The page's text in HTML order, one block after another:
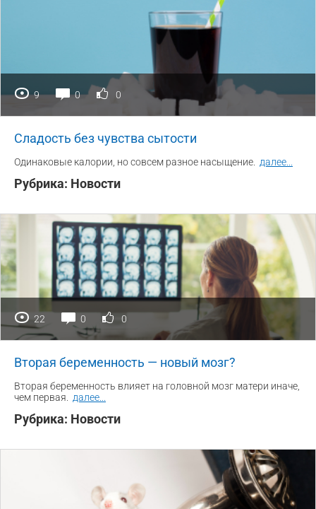
9 0 0
Сладость без чувства сытости
Одинаковые калории, но совсем разное насыщение. далее
Рубрика: Новости
22 0 0
Вторая беременность — новый мозг?
Вторая беременность влияет на головной мозг матери иначе,
чем первая.
далее
Рубрика: Новости